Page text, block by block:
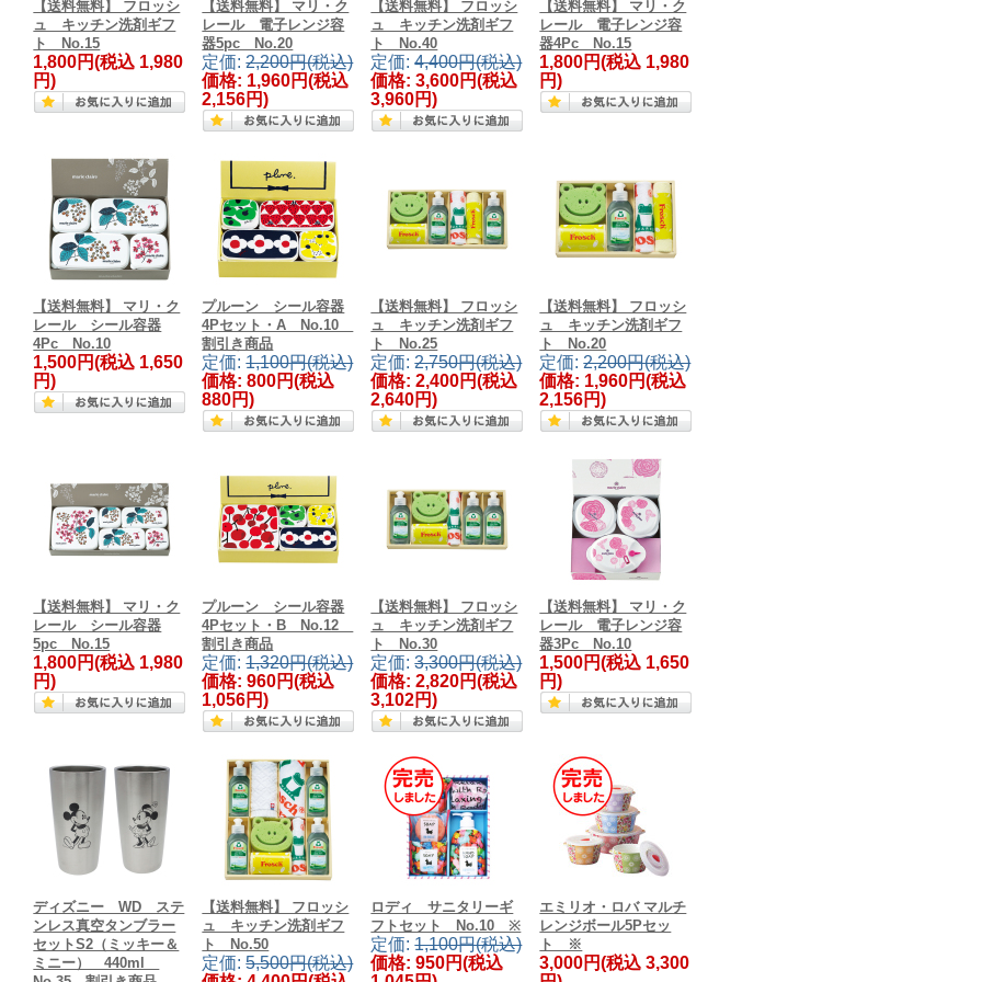
【送料無料】 フロッシ
ュ キッチン洗剤ギフ
ト No.15
1,800円(税込 1,980
円)
【送料無料】 マリ・ク
レール 電子レンジ容
器5pc No.20
定価:2,200円(税込)
価格: 1,960円(税込
2,156円)
【送料無料】 フロッシ
ュ キッチン洗剤ギフ
ト No.40
定価:4,400円(税込)
価格:3,600円(税込
3,960円)
【送料無料】 マリ・ク
レール 電子レンジ容
器4Pc No.15
1,800円(税込 1,980
円)
【送料無料】 マリ・ク
レール シール容器
4Pc No.10
1,500円(税込 1,650
円)
プルーン シール容器
4Pセット・A No.10
割引き商品
定価:1,100円(税込)
価格:800円(税込
880円)
【送料無料】 フロッシ
ュ キッチン洗剤ギフ
ト No.25
定価:2,750円(税込)
価格:2,400円(税込
2,640円)
【送料無料】 フロッシ
ュ キッチン洗剤ギフ
ト No.20
定価:2,200円(税込)
価格: 1,960円(税込
2,156円)
【送料無料】 マリ・ク
レール シール容器
5pc No.15
1,800円(税込 1,980
円)
プルーン シール容器
4Pセット・B No.12
割引き商品
定価:1,320円(税込)
価格:960円(税込
1,056円)
【送料無料】 フロッシ
ュ キッチン洗剤ギフ
ト No.30
定価:3,300円(税込)
価格:2,820円(税込
3,102円)
【送料無料】 マリ・ク
レール 電子レンジ容
器3Pc No.10
1,500円(税込 1,650
円)
ディズニー WD ステ
ンレス真空タンブラー
セットS2（ミッキー＆
ミニー） 440ml
【送料無料】 フロッシ
ュ キッチン洗剤ギフ
ト No.50
定価:5,500円(税込)
ロディ サニタリーギ
フトセット No.10 ※
定価:1,100円(税込)
価格:950円(税込
エミリオ・ロバ マルチ
レンジボール5Pセッ
ト ※
3,000円(税込 3,300